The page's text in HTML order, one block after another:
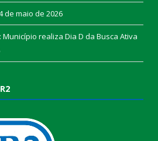
de maio de 2026
realiza Dia D da Busca Ativa